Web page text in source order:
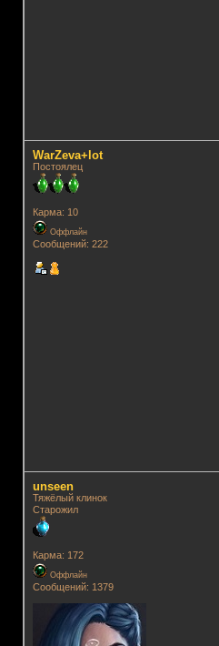
WarZeva+lot
Постоялец
Карма: 10
Оффлайн
Сообщений: 222
unseen
Тяжёлый клинок
Старожил
Карма: 172
Оффлайн
Сообщений: 1379